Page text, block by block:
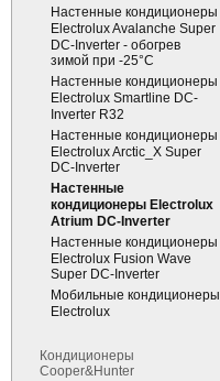
Настенные кондиционеры
Electrolux Avalanche Super
DC-Inverter - обогрев
зимой при -25°С
Настенные кондиционеры
Electrolux Smartline DC-
Inverter R32
Настенные кондиционеры
Electrolux Arctic_X Super
DC-Inverter
Настенные
кондиционеры Electrolux
Atrium DC-Inverter
Настенные кондиционеры
Electrolux Fusion Wave
Super DC-Inverter
Мобильные кондиционеры
Electrolux
Кондиционеры
Cooper&Hunter